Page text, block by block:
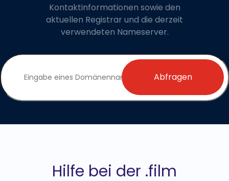
Kontaktinformationen sowie den
aktuellen Registrar und die derzeit
verwendeten Nameserver.
Abfragen
Hilfe bei der .film